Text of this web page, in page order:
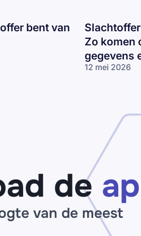
bent van
Zo komen
gegevens
12 mei 2026
jouw gegevens
en dit kun je
de
van de meest